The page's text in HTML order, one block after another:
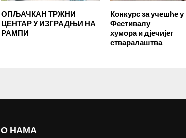
ОПЉАЧКАН ТРЖНИ
ЦЕНТАР У ИЗГРАДЊИ НА
РАМПИ
Конкурс за учешће у
Фестивалу
хумора и дјечијег
стваралаштва
О НАМА